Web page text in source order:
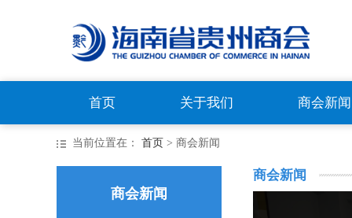
首页 关于我们 商会新闻
当前位置在： 首页 > 商会新闻
商会新闻
商会新闻